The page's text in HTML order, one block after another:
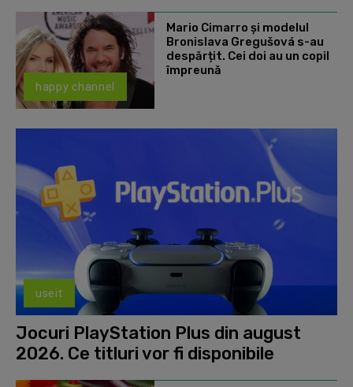
happy channel
Mario Cimarro și modelul
Bronislava Gregušová s-au
despărțit. Cei doi au un copil
împreună
useit
Jocuri PlayStation Plus din august
2026. Ce titluri vor fi disponibile